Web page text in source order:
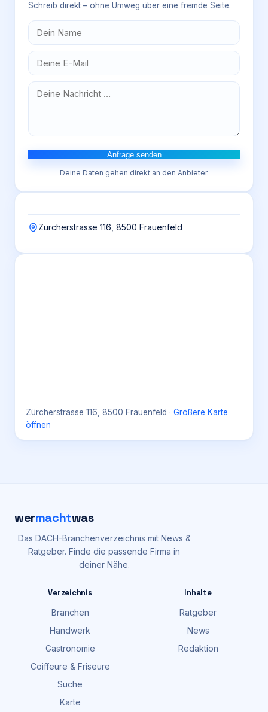
Schreib direkt – ohne Umweg über eine fremde Seite.
Anfrage senden
Deine Daten gehen direkt an den Anbieter.
Zürcherstrasse 116, 8500 Frauenfeld
Zürcherstrasse 116, 8500 Frauenfeld · Größere Karte
öffnen
wermachtwas
Das DACH-Branchenverzeichnis mit News &
Ratgeber. Finde die passende Firma in
deiner Nähe.
Verzeichnis
Branchen
Handwerk
Gastronomie
Coiffeure & Friseure
Suche
Karte
Inhalte
Ratgeber
News
Redaktion